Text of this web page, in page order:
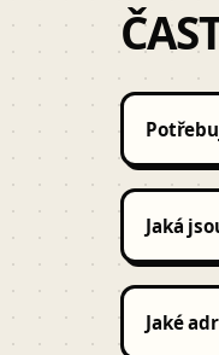
Ne.
celou
Jaká
Jaké